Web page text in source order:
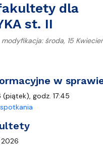
dla
st. II
środa, 15
na fakultety dla
w
(piątek), godz. 17:45